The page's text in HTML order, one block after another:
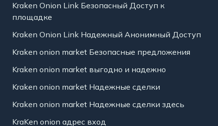
Kraken Onion Link Безопасный Доступ к
площадке
Kraken Onion Link Надежный Анонимный Доступ
Kraken onion market Безопасные предложения
Kraken onion market выгодно и надежно
Kraken onion market Надежные сделки
Kraken onion market Надежные сделки здесь
KraKen onion адрес вход